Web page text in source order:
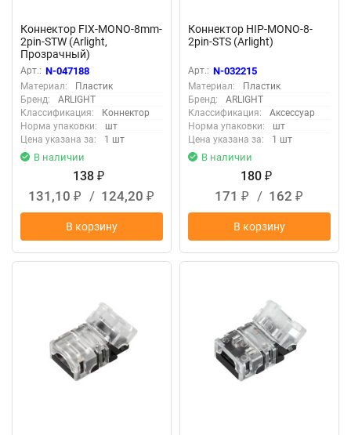
Коннектор FIX-MONO-8mm-
2pin-STW (Arlight,
Прозрачный)
Арт.: N-047188
Материал:
Пластик
Бренд:
ARLIGHT
Классификация:
Коннектор
Норма упаковки:
шт
Цена указана за:
1 шт
В наличии
138 ₽
131,10 ₽ / 124,20 ₽
В корзину
Коннектор HIP-MONO-8-
2pin-STS (Arlight)
Арт.: N-032215
Материал:
Пластик
Бренд:
ARLIGHT
Классификация:
Аксессуар
Норма упаковки:
шт
Цена указана за:
1 шт
В наличии
180 ₽
171 ₽ / 162 ₽
В корзину